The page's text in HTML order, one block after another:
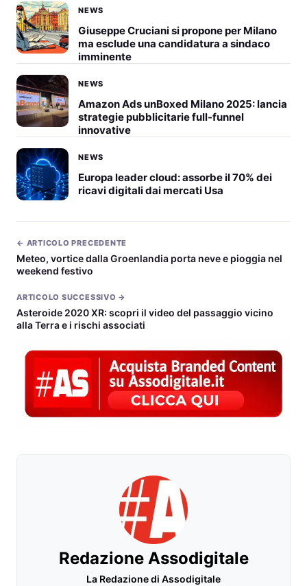
NEWS
Giuseppe Cruciani si propone per Milano
ma esclude una candidatura a sindaco
imminente
NEWS
Amazon Ads unBoxed Milano 2025: lancia
strategie pubblicitarie full-funnel
innovative
NEWS
Europa leader cloud: assorbe il 70% dei
ricavi digitali dai mercati Usa
← ARTICOLO PRECEDENTE
Meteo, vortice dalla Groenlandia porta neve e pioggia nel
weekend festivo
ARTICOLO SUCCESSIVO →
Asteroide 2020 XR: scopri il video del passaggio vicino
alla Terra e i rischi associati
Redazione Assodigitale
La Redazione di Assodigitale